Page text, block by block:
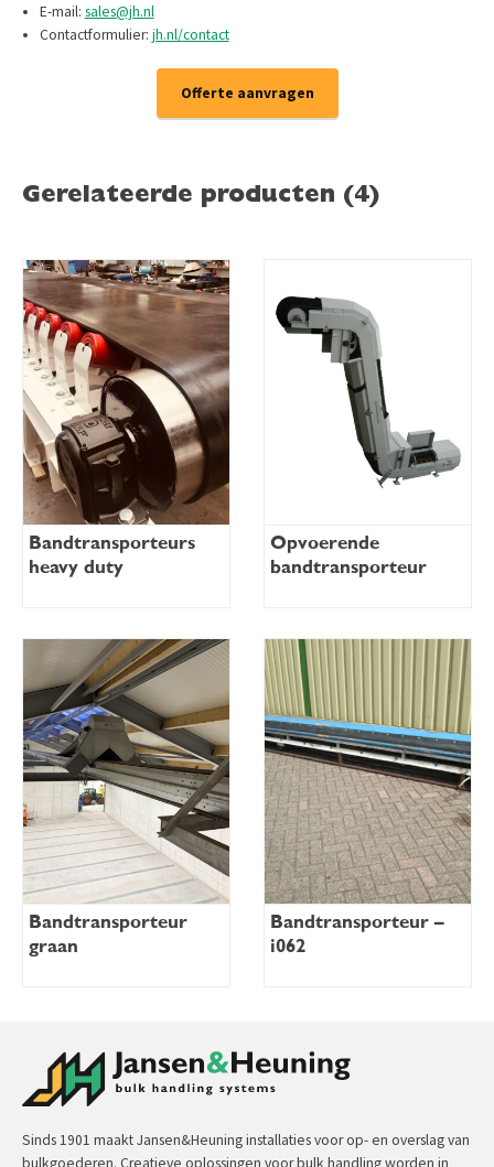
E-mail: sales@jh.nl
Contactformulier: jh.nl/contact
Offerte aanvragen
Gerelateerde producten (4)
Bandtransporteurs
heavy duty
Opvoerende
bandtransporteur
Bandtransporteur
graan
Bandtransporteur –
i062
Sinds 1901 maakt Jansen&Heuning installaties voor op- en overslag van
bulkgoederen. Creatieve oplossingen voor bulk handling worden in